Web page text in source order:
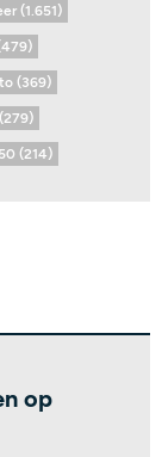
(1.651)
(369)
(214)
op